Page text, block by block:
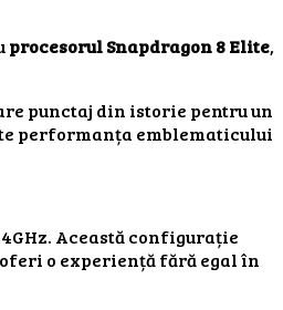
procesorul Snapdragon 8 Elite,
punctaj din istorie pentru un
performanța emblematicului
Această configurație
o experiență fără egal în